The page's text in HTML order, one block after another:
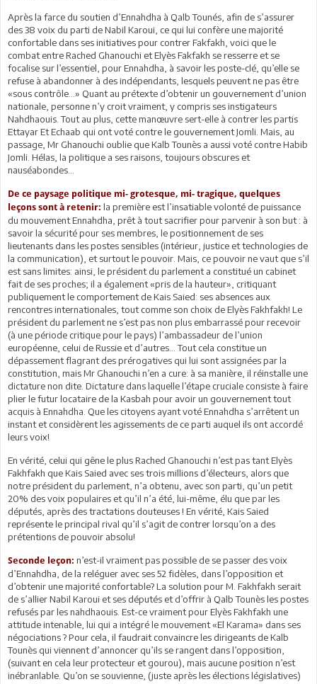
Après la farce du soutien d’Ennahdha à Qalb Tounés, afin de s’assurer
des 38 voix du parti de Nabil Karoui, ce qui lui confère une majorité
confortable dans ses initiatives pour contrer Fakfakh, voici que le
combat entre Rached Ghanouchi et Elyès Fakfakh se resserre et se
focalise sur l’essentiel, pour Ennahdha, à savoir les poste-clé, qu’elle se
refuse à abandonner à des indépendants, lesquels peuvent ne pas être
«sous contrôle…» Quant au prétexte d’obtenir un gouvernement d’union
nationale, personne n’y croit vraiment, y compris ses instigateurs
Nahdhaouis. Tout au plus, cette manœuvre sert-elle à contrer les partis
Ettayar Et Echaab qui ont voté contre le gouvernement Jomli. Mais, au
passage, Mr Ghanouchi oublie que Kalb Tounès a aussi voté contre Habib
Jomli. Hélas, la politique a ses raisons, toujours obscures et
nauséabondes…
De ce paysage politique mi- grotesque, mi- tragique, quelques
leçons sont à retenir: la première est l’insatiable volonté de puissance
du mouvement Ennahdha, prêt à tout sacrifier pour parvenir à son but : à
savoir la sécurité pour ses membres, le positionnement de ses
lieutenants dans les postes sensibles (intérieur, justice et technologies de
la communication), et surtout le pouvoir. Mais, ce pouvoir ne vaut que s’il
est sans limites: ainsi, le président du parlement a constitué un cabinet
fait de ses proches; il a également «pris de la hauteur», critiquant
publiquement le comportement de Kais Saied: ses absences aux
rencontres internationales, tout comme son choix de Elyès Fakhfakh! Le
président du parlement ne s’est pas non plus embarrassé pour recevoir
(à une période critique pour le pays) l’ambassadeur de l’union
européenne, celui de Russie et d’autres… Tout cela constitue un
dépassement flagrant des prérogatives qui lui sont assignées par la
constitution, mais Mr Ghanouchi n’en a cure: à sa manière, il réinstalle une
dictature non dite. Dictature dans laquelle l’étape cruciale consiste à faire
plier le futur locataire de la Kasbah pour avoir un gouvernement tout
acquis à Ennahdha. Que les citoyens ayant voté Ennahdha s’arrêtent un
instant et considèrent les agissements de ce parti auquel ils ont accordé
leurs voix!
En vérité, celui qui gêne le plus Rached Ghanouchi n’est pas tant Elyès
Fakhfakh que Kais Saied avec ses trois millions d’électeurs, alors que
notre président du parlement, n’a obtenu, avec son parti, qu’un petit
20% des voix populaires et qu’il n’a été, lui-même, élu que par les
députés, après des tractations douteuses ! En vérité, Kais Saied
représente le principal rival qu’il s’agit de contrer lorsqu’on a des
prétentions de pouvoir absolu!
Seconde leçon: n’est-il vraiment pas possible de se passer des voix
d’Ennahdha, de la reléguer avec ses 52 fidèles, dans l’opposition et
d’obtenir une majorité confortable? La solution pour M. Fakhfakh serait
de s’allier Nabil Karoui et ses députés et d’offrir à Qalb Tounès les postes
refusés par les nahdhaouis. Est-ce vraiment pour Elyès Fakhfakh une
attitude intenable, lui qui a intégré le mouvement «El Karama» dans ses
négociations ? Pour cela, il faudrait convaincre les dirigeants de Kalb
Tounès qui viennent d’annoncer qu’ils se rangent dans l’opposition,
(suivant en cela leur protecteur et gourou), mais aucune position n’est
inébranlable. Qu’on se souvienne, (juste après les élections législatives)